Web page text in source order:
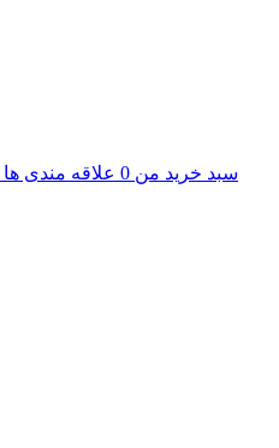
سبد خرید من 0 علاقه مندی ها